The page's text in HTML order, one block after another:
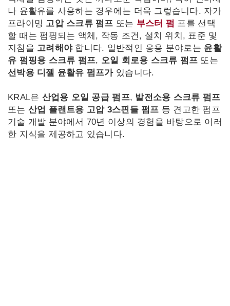
나 윤활유를 사용하는 경우에는 더욱 그렇습니다. 자가
프라이밍 고압 스크류 펌프 또는 부스터 펌 프를 선택
할 때는 펌핑되는 액체, 작동 조건, 설치 위치, 표준 및
지침을 고려해야 합니다. 일반적인 응용 분야로는 윤활
유 펌핑용 스크류 펌프, 오일 회로용 스크류 펌프 또는
선박용 디젤 윤활유 펌프가있습니다.
KRAL은 산업용 오일 공급 펌프, 발전소용 스크류 펌프
또는 산업 플랜트용 고압 3스핀들 펌프 등 견고한 펌프
기술 개발 분야에서 70년 이상의 경험을 바탕으로 이러
한 지식을 제공하고 있습니다.